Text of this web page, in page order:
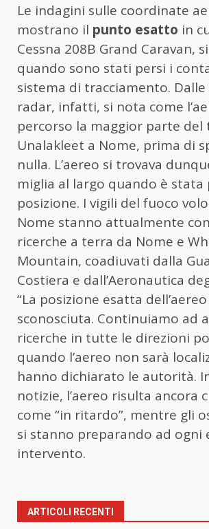
Le indagini sulle coordinate
mostrano il punto esatto in
Cessna 208B Grand Caravan,
quando sono stati persi i
sistema di tracciamento.
radar, infatti, si nota come
percorso la maggior parte
Unalakleet a Nome, prima di
nulla. L’aereo si trovava
miglia al largo quando è stata
posizione. I vigili del fuoco
Nome stanno attualmente
ricerche a terra da Nome e
Mountain, coadiuvati dalla
Costiera e dall’Aeronautica
“La posizione esatta
sconosciuta. Continuiamo ad
ricerche in tutte le direzioni
quando l’aereo non sarà
hanno dichiarato le autorità.
notizie, l’aereo risulta ancora
come “in ritardo”, mentre gli
si stanno preparando ad ogni
intervento.
ARTICOLI RECENTI